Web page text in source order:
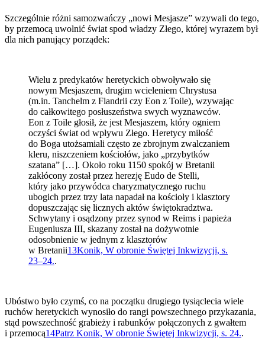
Szczególnie różni samozwańczy „nowi Mesjasze” wzywali do tego,
by przemocą uwolnić świat spod władzy Złego, której wyrazem był
dla nich panujący porządek:
Wielu z predykatów heretyckich obwoływało się
nowym Mesjaszem, drugim wcieleniem Chrystusa
(m.in. Tanchelm z Flandrii czy Eon z Toile), wzywając
do całkowitego posłuszeństwa swych wyznawców.
Eon z Toile głosił, że jest Mesjaszem, który ogniem
oczyści świat od wpływu Złego. Heretycy miłość
do Boga utożsamiali często ze zbrojnym zwalczaniem
kleru, niszczeniem kościołów, jako „przybytków
szatana” […]. Około roku 1150 spokój w Bretanii
zakłócony został przez herezję Eudo de Stelli,
który jako przywódca charyzmatycznego ruchu
ubogich przez trzy lata napadał na kościoły i klasztory
dopuszczając się licznych aktów świętokradztwa.
Schwytany i osądzony przez synod w Reims i papieża
Eugeniusza III, skazany został na dożywotnie
odosobnienie w jednym z klasztorów
w Bretanii13Konik, W obronie Świętej Inkwizycji, s.
23–24..
Ubóstwo było czymś, co na początku drugiego tysiąclecia wiele
ruchów heretyckich wynosiło do rangi powszechnego przykazania,
stąd powszechność grabieży i rabunków połączonych z gwałtem
i przemocą14Patrz Konik, W obronie Świętej Inkwizycji, s. 24..